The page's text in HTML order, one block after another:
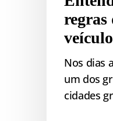
regras
Nos dias
um dos
cidades